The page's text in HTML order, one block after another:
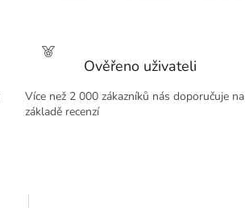
Ověřeno uživateli
Více než 2 000 zákazníků nás doporučuje na
základě recenzí